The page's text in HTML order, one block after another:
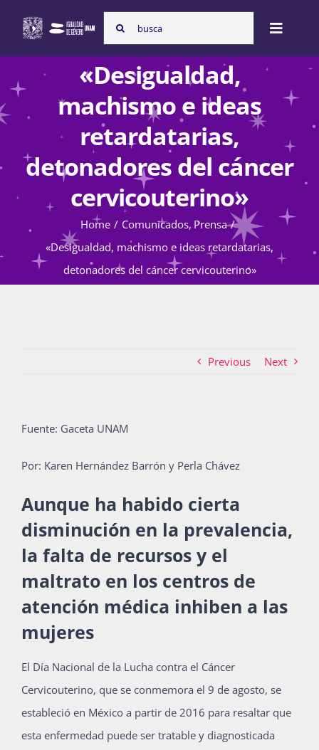
content
Search
for:
Toggle
Inicio
Nosotras
Programas
Atención de la violencia de género
La Boletina
Recursos
Súmate
Publicaciones
Bienvenida generación 2027-1
«Desigualdad,
machismo e ideas
retardatarias,
detonadores del cáncer
cervicouterino»
Home Comunicados Prensa
«Desigualdad, machismo e ideas retardatarias,
detonadores del cáncer cervicouterino»
Previous Next
Fuente: Gaceta UNAM
Por: Karen Hernández Barrón y Perla Chávez
Aunque ha habido cierta
disminución en la prevalencia,
la falta de recursos y el
maltrato en los centros de
atención médica inhiben a las
mujeres
El Día Nacional de la Lucha contra el Cáncer
Cervicouterino, que se conmemora el 9 de agosto, se
estableció en México a partir de 2016 para resaltar que
esta enfermedad puede ser tratable y diagnosticada